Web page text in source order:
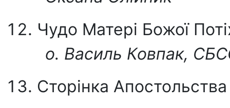
Чудо Матері Божої
о. Василь Ковпак,
Сторінка